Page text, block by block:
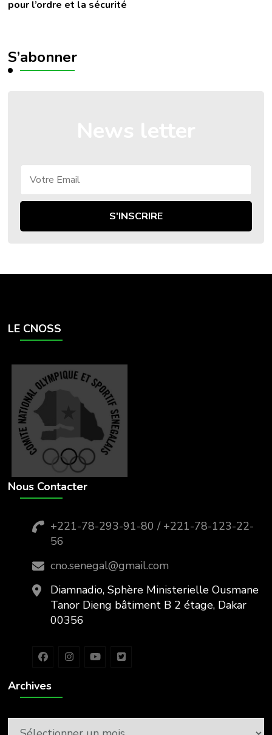
pour l’ordre et la sécurité
S’abonner
LE CNOSS
Nous Contacter
+221-78-293-91-80 / +221-78-123-22-
56
cno.senegal@gmail.com
Diamnadio, Sphère Ministerielle Ousmane
Tanor Dieng bâtiment B 2 étage, Dakar
00356
Archives
Archives